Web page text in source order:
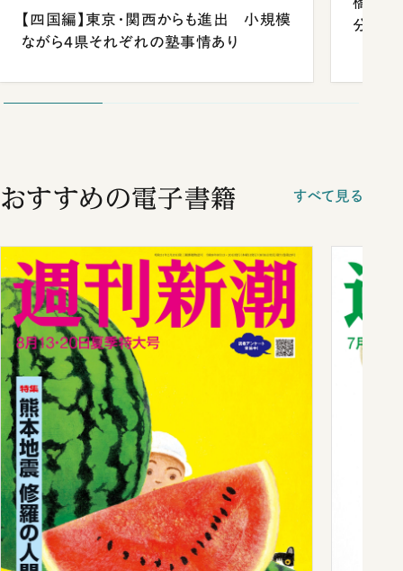
【四国編】東京・関西からも進出 小規模
ながら4県それぞれの塾事情あり
分 佐
おすすめの電子書籍 すべて見る